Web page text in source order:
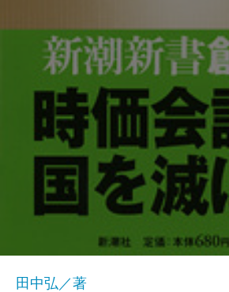
田中弘／著